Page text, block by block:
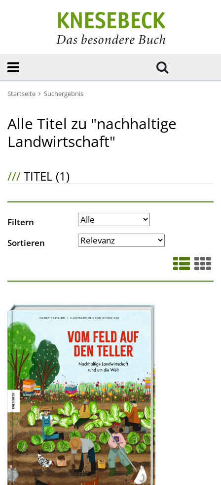
Startseite Suchergebnis
Alle Titel zu "nachhaltige
Landwirtschaft"
///TITEL (1)
Filtern
Sortieren